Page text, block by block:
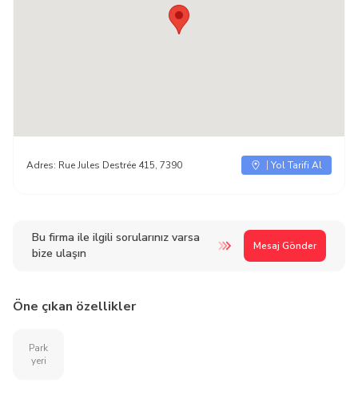
Bu firma ile ilgili sorularınız varsa
bize ulaşın
Mesaj Gönder
Adres: Rue Jules Destrée 415, 7390 Yol Tarifi Al
Öne çıkan özellikler
Park
yeri